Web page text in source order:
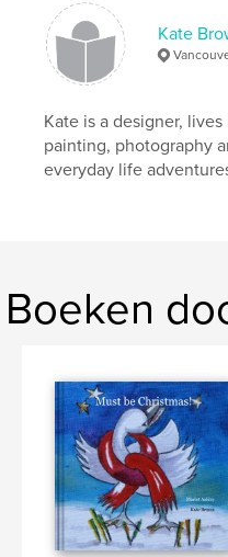
Kate
Kate is a designer,
painting, photography
everyday life
Boeken